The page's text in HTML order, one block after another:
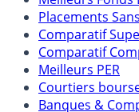
Meilleures
Meilleurs Fonds
Placements
Comparatif
Comparatif
Meilleurs PER